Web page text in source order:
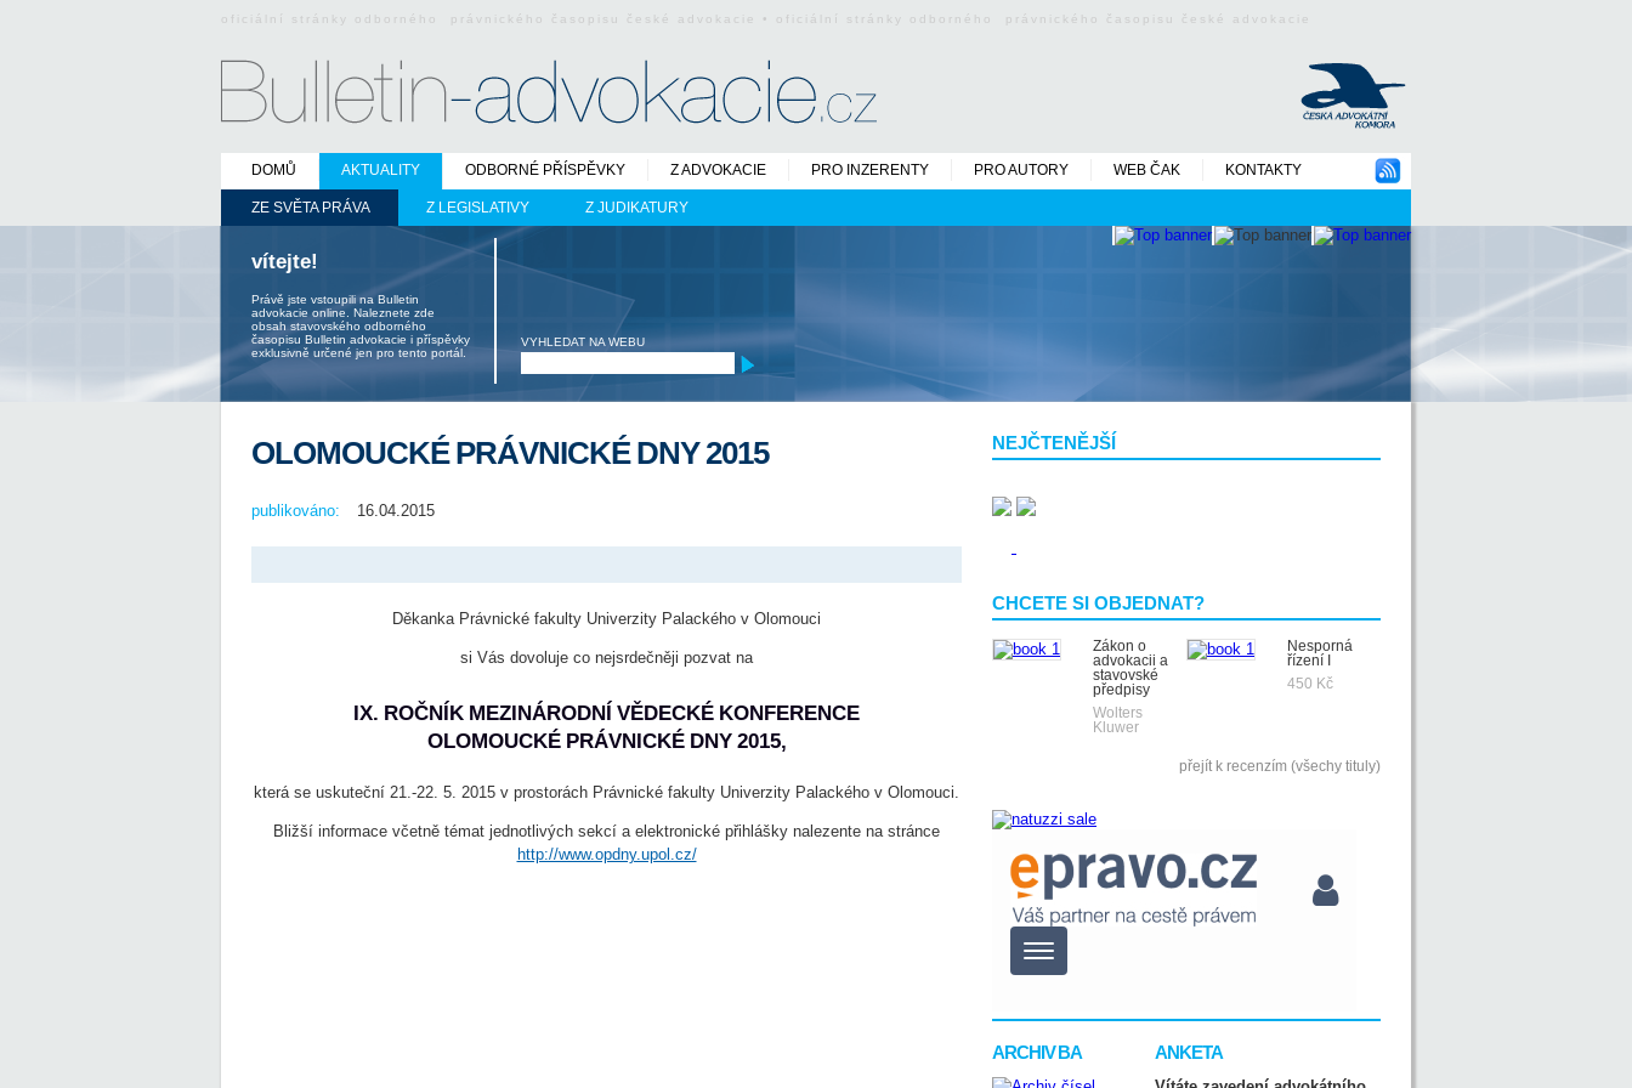
oficiální stránky odborného právnického časopisu české advokacie • oficiální stránky odborného právnického časopisu české advokacie
DOMŮ AKTUALITY
ZE SVĚTA PRÁVA Z LEGISLATIVY Z JUDIKATURY
ODBORNÉ PŘÍSPĚVKY Z ADVOKACIE PRO INZERENTY PRO AUTORY WEB ČAK KONTAKTY
vítejte!
Právě jste vstoupili na Bulletin
advokacie online. Naleznete zde
obsah stavovského odborného
časopisu Bulletin advokacie i příspěvky
exklusivně určené jen pro tento portál.
VYHLEDAT NA WEBU
NEJČTENĚJŠÍ
CHCETE SI OBJEDNAT?
Zákon o
advokacii a
stavovské
předpisy
Wolters
Kluwer
Nesporná
řízení I
450 Kč
přejít k recenzím (všechy tituly)
ARCHIV BA ANKETA
OLOMOUCKÉ PRÁVNICKÉ DNY 2015
publikováno: 16.04.2015
Děkanka Právnické fakulty Univerzity Palackého v Olomouci
si Vás dovoluje co nejsrdečněji pozvat na
IX. ROČNÍK MEZINÁRODNÍ VĚDECKÉ KONFERENCE
OLOMOUCKÉ PRÁVNICKÉ DNY 2015,
která se uskuteční 21.-22. 5. 2015 v prostorách Právnické fakulty Univerzity Palackého v Olomouci.
Bližší informace včetně témat jednotlivých sekcí a elektronické přihlášky nalezente na stránce
http://www.opdny.upol.cz/